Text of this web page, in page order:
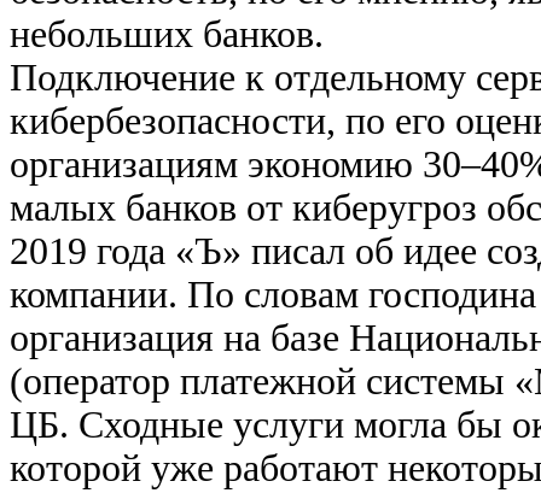
небольших банков.
Подключение к отдельному
кибербезопасности, по его
организациям экономию
малых банков от киберугроз
2019 года «Ъ» писал об идее
компании. По словам
организация на базе
(оператор платежной системы
ЦБ. Сходные услуги могла бы
которой уже работают